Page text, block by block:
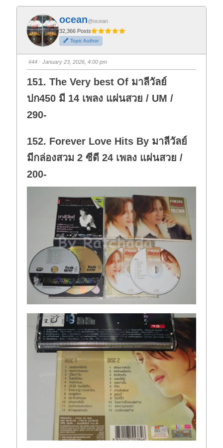
f
o
r
t
h
u
m
b
d
o
n
.
o
t
h
u
m
b
u
p
ocean@ocean
32,366 Posts
Topic Author
#44 · January 23, 2026, 4:00 pm
151. The Very best Of มาลีวัลย์
ปก450 มี 14 เพลง แผ่นสวย / UM /
290-
152. Forever Love Hits By มาลีวัลย์
มีกล่องสวม 2 ซีดี 24 เพลง แผ่นสวย /
200-